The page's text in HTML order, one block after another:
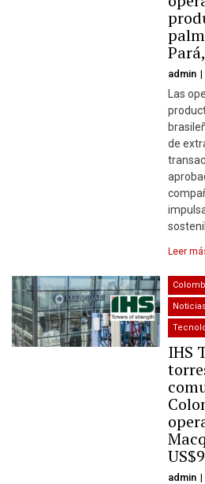
admin
Las
de
Leer
IHS
admin